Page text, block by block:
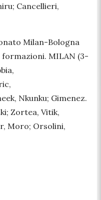
Cancellieri,
Milan-Bologna
formazioni. MILAN (3-
Nkunku; Gimenez.
Zortea, Vitik,
Moro; Orsolini,